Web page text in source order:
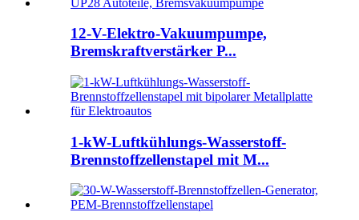
12-V-Elektro-Vakuumpumpe,
Bremskraftverstärker P...
1-kW-Luftkühlungs-Wasserstoff-
Brennstoffzellenstapel mit M...